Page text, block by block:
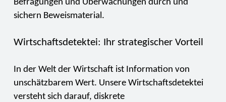
Befragungen und Überwachungen durch und
sichern Beweismaterial.
Wirtschaftsdetektei: Ihr strategischer Vorteil
In der Welt der Wirtschaft ist Information von
unschätzbarem Wert. Unsere Wirtschaftsdetektei
versteht sich darauf, diskrete